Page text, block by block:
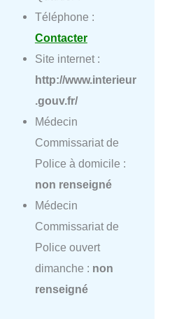
Téléphone :
Contacter
Site internet :
http://www.interieur
.gouv.fr/
Médecin
Commissariat de
Police à domicile :
non renseigné
Médecin
Commissariat de
Police ouvert
dimanche : non
renseigné